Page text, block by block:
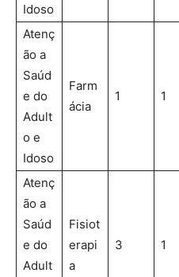
Idoso
Atenç
ão a
Saúd
e do
Adult
o e
Idoso
Farm
ácia
1 1
Atenç
ão a
Saúd
e do
Adult
Fisiot
erapi
a
3 1